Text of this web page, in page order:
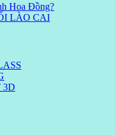
Hoa Đồng?
LÀO CAI
3D